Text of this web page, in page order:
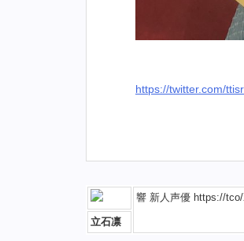
https://twitter.com/
響 新人声優 https://
立石凛